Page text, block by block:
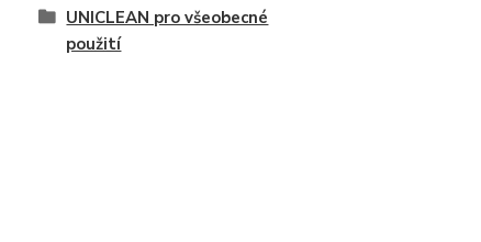
UNICLEAN pro všeobecné
použití